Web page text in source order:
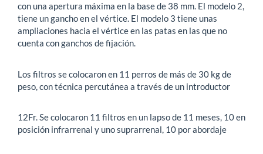
con una apertura máxima en la base de 38 mm. El modelo 2,
tiene un gancho en el vértice. El modelo 3 tiene unas
ampliaciones hacia el vértice en las patas en las que no
cuenta con ganchos de fijación.
Los filtros se colocaron en 11 perros de más de 30 kg de
peso, con técnica percutánea a través de un introductor
12Fr. Se colocaron 11 filtros en un lapso de 11 meses, 10 en
posición infrarrenal y uno suprarrenal, 10 por abordaje